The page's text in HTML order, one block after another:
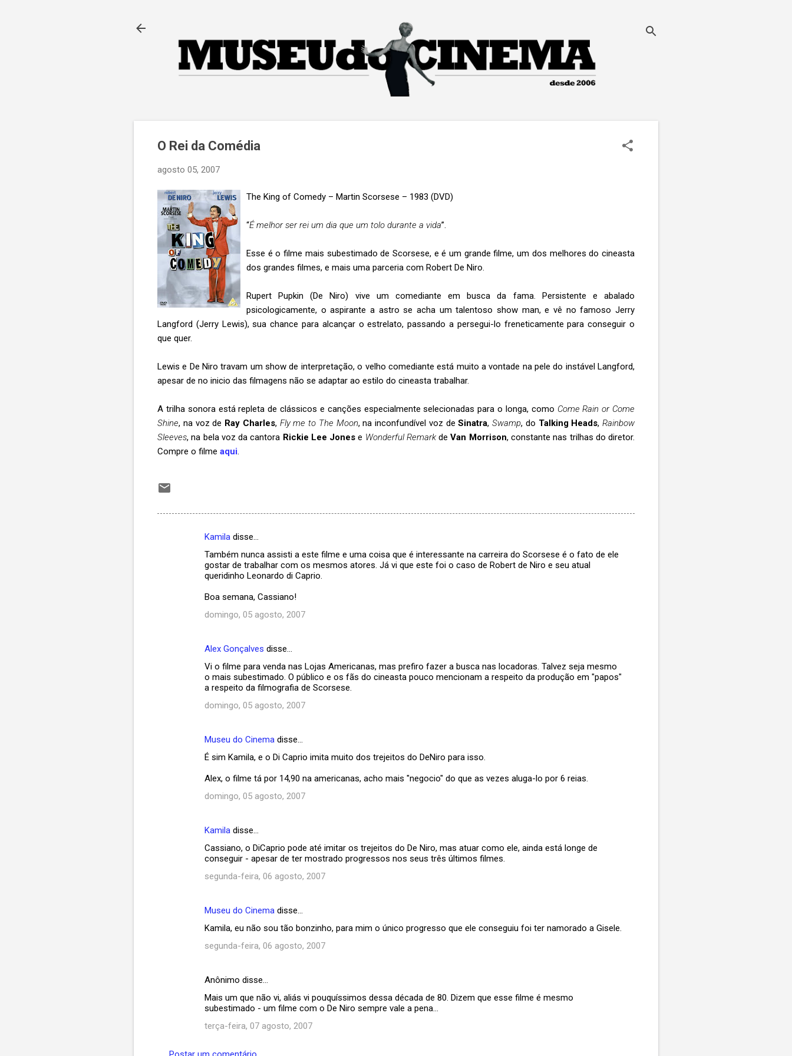
O Rei da Comédia
agosto 05, 2007
The King of Comedy – Martin Scorsese – 1983 (DVD)
“É melhor ser rei um dia que um tolo durante a vida”.
Esse é o filme mais subestimado de Scorsese, e é um grande filme, um dos melhores do cineasta
dos grandes filmes, e mais uma parceria com Robert De Niro.
Rupert Pupkin (De Niro) vive um comediante em busca da fama. Persistente e abalado
psicologicamente, o aspirante a astro se acha um talentoso show man, e vê no famoso Jerry
Langford (Jerry Lewis), sua chance para alcançar o estrelato, passando a persegui-lo freneticamente para conseguir o
que quer.
Lewis e De Niro travam um show de interpretação, o velho comediante está muito a vontade na pele do instável Langford,
apesar de no inicio das filmagens não se adaptar ao estilo do cineasta trabalhar.
A trilha sonora está repleta de clássicos e canções especialmente selecionadas para o longa, como Come Rain or Come
Shine, na voz de Ray Charles, Fly me to The Moon, na inconfundível voz deSinatra, Swamp, do Talking Heads, Rainbow
Sleeves, na bela voz da cantora Rickie Lee Jones e Wonderful RemarkdeVan Morrison, constante nas trilhas do diretor.
Compre o filme aqui.
Kamila disse…
Também nunca assisti a este filme e uma coisa que é interessante na carreira do Scorsese é o fato de ele
gostar de trabalhar com os mesmos atores. Já vi que este foi o caso de Robert de Niro e seu atual
queridinho Leonardo di Caprio.
Boa semana, Cassiano!
domingo, 05 agosto, 2007
Alex Gonçalves disse…
Vi o filme para venda nas Lojas Americanas, mas prefiro fazer a busca nas locadoras. Talvez seja mesmo
o mais subestimado. O público e os fãs do cineasta pouco mencionam a respeito da produção em "papos"
a respeito da filmografia de Scorsese.
domingo, 05 agosto, 2007
Museu do Cinema disse…
É sim Kamila, e o Di Caprio imita muito dos trejeitos do DeNiro para isso.
Alex, o filme tá por 14,90 na americanas, acho mais "negocio" do que as vezes aluga-lo por 6 reias.
domingo, 05 agosto, 2007
Kamila disse…
Cassiano, o DiCaprio pode até imitar os trejeitos do De Niro, mas atuar como ele, ainda está longe de
conseguir - apesar de ter mostrado progressos nos seus três últimos filmes.
segunda-feira, 06 agosto, 2007
Museu do Cinema disse…
Kamila, eu não sou tão bonzinho, para mim o único progresso que ele conseguiu foi ter namorado a Gisele.
segunda-feira, 06 agosto, 2007
Anônimo disse…
Mais um que não vi, aliás vi pouquíssimos dessa década de 80. Dizem que esse filme é mesmo
subestimado - um filme com o De Niro sempre vale a pena...
terça-feira, 07 agosto, 2007